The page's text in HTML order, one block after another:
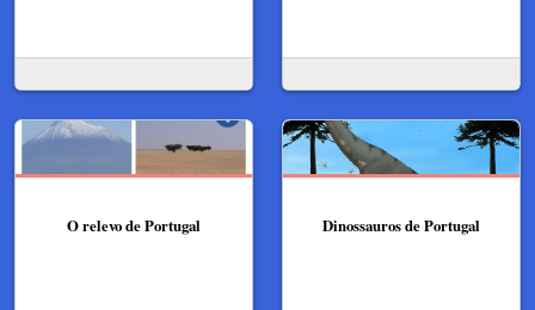
O relevo de Portugal Dinossauros de Portugal